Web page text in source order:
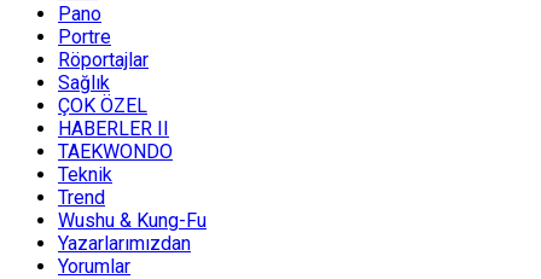
Pano
Portre
Röportajlar
Sağlık
ÇOK ÖZEL
HABERLER II
TAEKWONDO
Teknik
Trend
Wushu & Kung-Fu
Yazarlarımızdan
Yorumlar